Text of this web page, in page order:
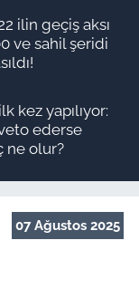
ilin geçiş aksı
ve sahil şeridi
kez yapılıyor:
ederse
ne olur?
07 Ağustos 2025